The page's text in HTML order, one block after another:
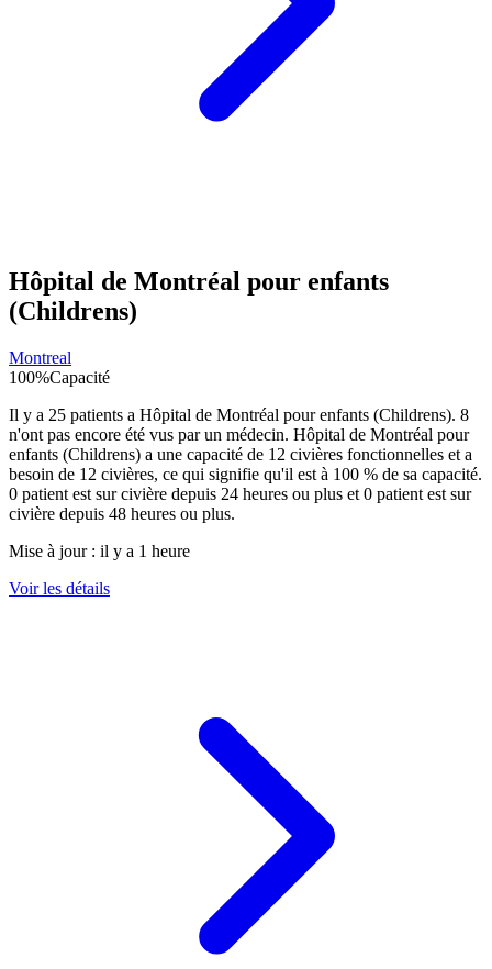
Hôpital de Montréal pour enfants
(Childrens)
Montreal
100%Capacité
Il y a 25 patients a Hôpital de Montréal pour enfants (Childrens). 8
n'ont pas encore été vus par un médecin. Hôpital de Montréal pour
enfants (Childrens) a une capacité de 12 civières fonctionnelles et a
besoin de 12 civières, ce qui signifie qu'il est à 100 % de sa capacité.
0 patient est sur civière depuis 24 heures ou plus et 0 patient est sur
civière depuis 48 heures ou plus.
Mise à jour : il y a 1 heure
Voir les détails